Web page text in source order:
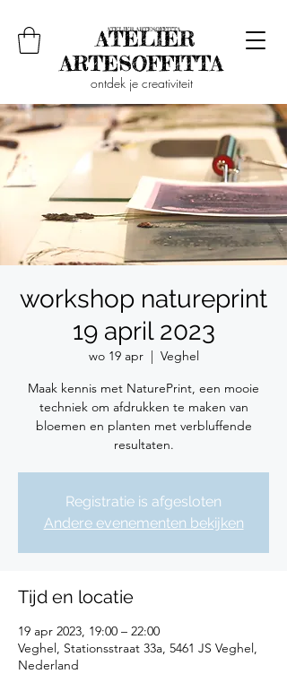
ontdek je creativiteit
workshop natureprint
19 april 2023
wo 19 apr
  |
Veghel
Maak kennis met NaturePrint, een mooie
techniek om afdrukken te maken van
bloemen en planten met verbluffende
resultaten.
Registratie is afgesloten
Andere evenementen bekijken
Tijd en locatie
19 apr 2023, 19:00 – 22:00
Veghel, Stationsstraat 33a, 5461 JS Veghel,
Nederland